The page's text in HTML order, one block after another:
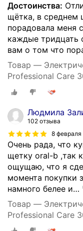
Достоинства:
щётка, в среднем
порадовала меня
каждые тридцать
вам о том что
Товар —
Professional Care
Людмила
102 отзыва
8 февраля
Очень рада, что
щетку oral-b ,так
ощущаю, что я
момента покупки
намного белее и…
Товар —
Professional Care